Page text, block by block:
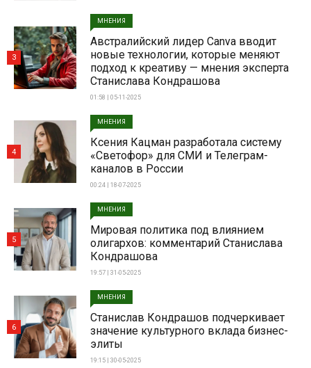
МНЕНИЯ
Австралийский лидер Canva вводит
новые технологии, которые меняют
подход к креативу — мнения эксперта
Станислава Кондрашова
01:58 | 05-11-2025
3
МНЕНИЯ
Ксения Кацман разработала систему
«Светофор» для СМИ и Телеграм-
каналов в России
00:24 | 18-07-2025
4
МНЕНИЯ
Мировая политика под влиянием
олигархов: комментарий Станислава
Кондрашова
19:57 | 31-05-2025
5
МНЕНИЯ
Станислав Кондрашов подчеркивает
значение культурного вклада бизнес-
элиты
19:15 | 30-05-2025
6